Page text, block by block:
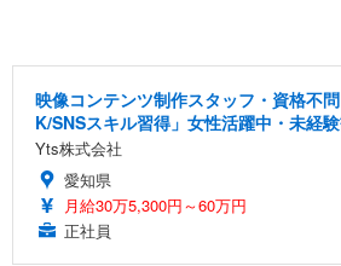
映像コンテンツ制作スタッフ・資格不
K/SNSスキル習得」女性活躍中・未経
Yts株式会社
愛知県
月給30万5,300円～60万円
正社員